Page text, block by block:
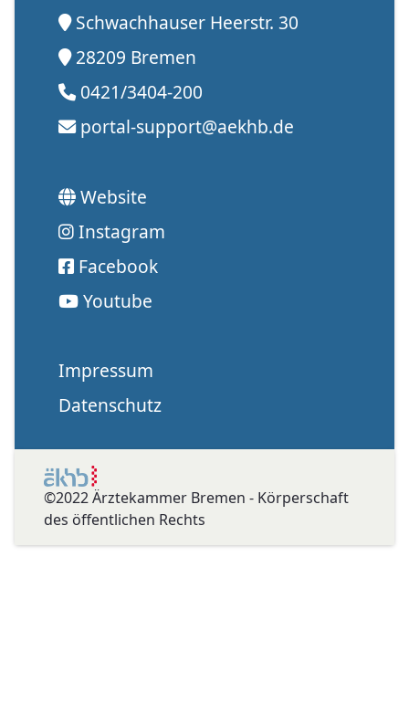
Schwachhauser Heerstr. 30
28209 Bremen
0421/3404-200
portal-support@aekhb.de
Website
Instagram
Facebook
Youtube
Impressum
Datenschutz
©2022 Ärztekammer Bremen - Körperschaft
des öffentlichen Rechts